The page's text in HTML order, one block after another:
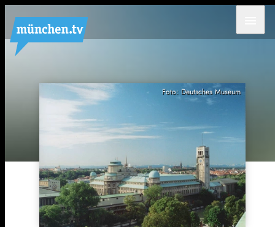
Foto: Deutsches Museum